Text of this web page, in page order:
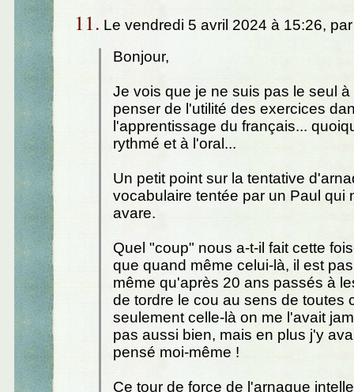
11. Le vendredi 5 avril 2024 à 15:26,
Bonjour,
Je vois que je ne suis pas le seul
penser de l'utilité des exercices
l'apprentissage du français...
rythmé et à l'oral...
Un petit point sur la tentative
vocabulaire tentée par un Paul qui
avare.
Quel "coup" nous a-t-il fait cette
que quand même celui-là, il est
même qu'après 20 ans passés à
de tordre le cou au sens de toutes
seulement celle-là on me l'avait
pas aussi bien, mais en plus j'y
pensé moi-même !
Ce tour de force de l'arnaque